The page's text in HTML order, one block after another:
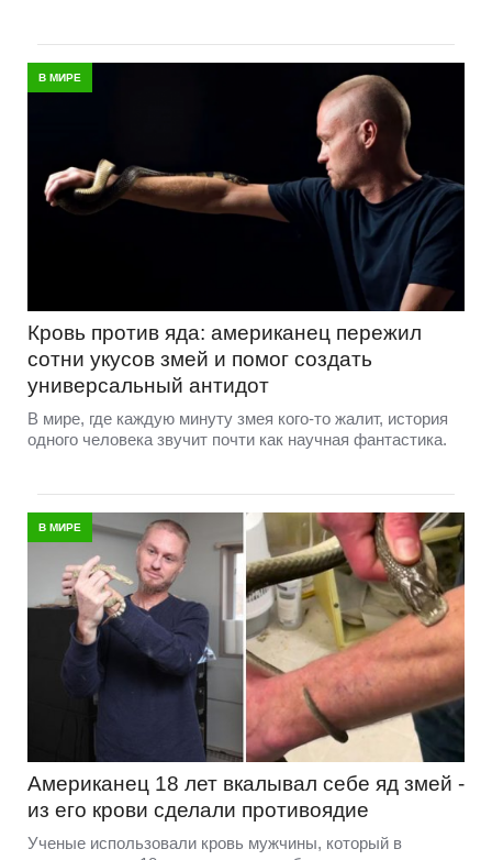
В МИРЕ
Кровь против яда: американец пережил
сотни укусов змей и помог создать
универсальный антидот
В мире, где каждую минуту змея кого-то жалит, история
одного человека звучит почти как научная фантастика.
В МИРЕ
Американец 18 лет вкалывал себе яд змей -
из его крови сделали противоядие
Ученые использовали кровь мужчины, который в